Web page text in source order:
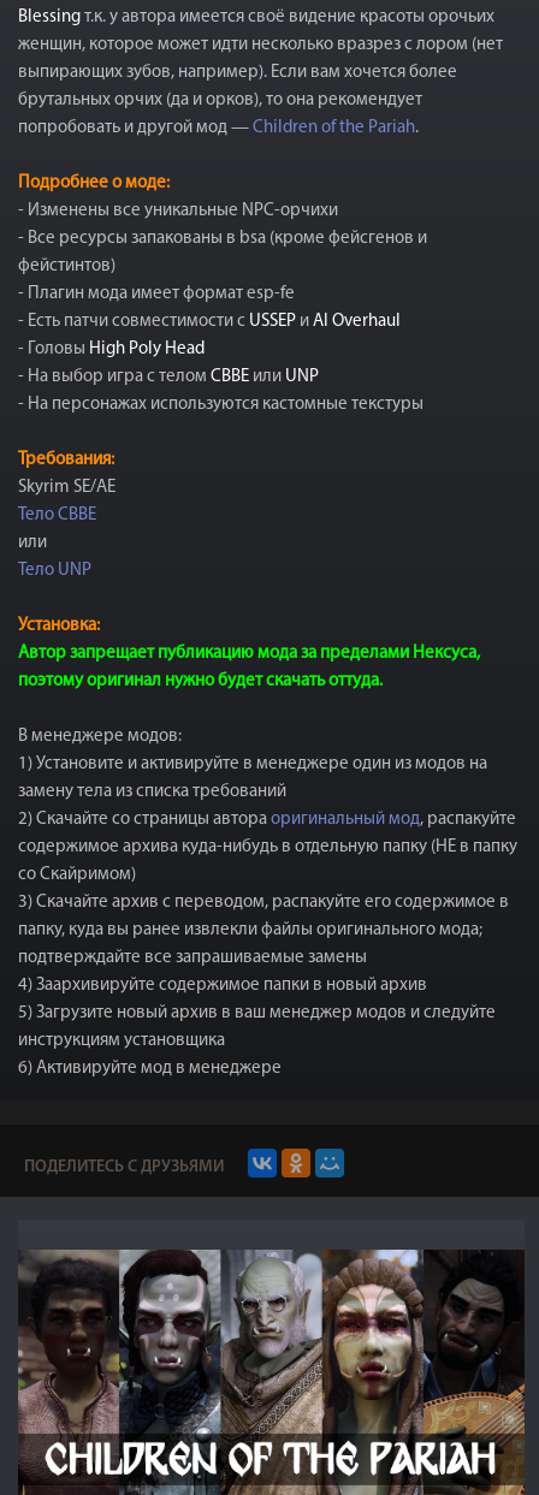
Blessing т.к. у автора имеется своё видение красоты орочьих
женщин, которое может идти несколько вразрез с лором (нет
выпирающих зубов, например). Если вам хочется более
брутальных орчих (да и орков), то она рекомендует
попробовать и другой мод — Children of the Pariah.
Подробнее о моде:
- Изменены все уникальные NPC-орчихи
- Все ресурсы запакованы в bsa (кроме фейсгенов и
фейстинтов)
- Плагин мода имеет формат esp-fe
- Есть патчи совместимости с USSEP и AI Overhaul
- Головы High Poly Head
- На выбор игра с телом CBBE или UNP
- На персонажах используются кастомные текстуры
Требования:
Skyrim SE/AE
Тело CBBE
или
Тело UNP
Установка:
Автор запрещает публикацию мода за пределами Нексуса,
поэтому оригинал нужно будет скачать оттуда.
В менеджере модов:
1) Установите и активируйте в менеджере один из модов на
замену тела из списка требований
2) Скачайте со страницы автора оригинальный мод, распакуйте
содержимое архива куда-нибудь в отдельную папку (НЕ в папку
со Скайримом)
3) Скачайте архив с переводом, распакуйте его содержимое в
папку, куда вы ранее извлекли файлы оригинального мода;
подтверждайте все запрашиваемые замены
4) Заархивируйте содержимое папки в новый архив
5) Загрузите новый архив в ваш менеджер модов и следуйте
инструкциям установщика
6) Активируйте мод в менеджере
ПОДЕЛИТЕСЬ С ДРУЗЬЯМИ